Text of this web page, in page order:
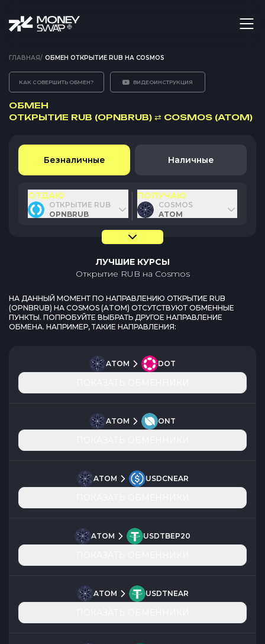
ГЛАВНАЯ/ ОБМЕН ОТКРЫТИЕ RUB НА COSMOS
КАК СОВЕРШИТЬ ОБМЕН? ВИДЕОИНСТРУКЦИЯ
ОБМЕН
ОТКРЫТИЕ RUB (OPNBRUB) ⇄ COSMOS (ATOM)
Безналичные Наличные
ОТДАЮ
ОТКРЫТИЕ RUB
OPNBRUB
ПОЛУЧАЮ
COSMOS
ATOM
ЛУЧШИЕ КУРСЫ
Открытие RUB на Cosmos
НА ДАННЫЙ МОМЕНТ ПО НАПРАВЛЕНИЮ ОТКРЫТИЕ RUB
(OPNBRUB) НА COSMOS (ATOM) ОТСУТСТВУЮТ ОБМЕННЫЕ
ПУНКТЫ. ПОПРОБУЙТЕ ВЫБРАТЬ ДРУГОЕ НАПРАВЛЕНИЕ
ОБМЕНА. НАПРИМЕР, ТАКИЕ НАПРАВЛЕНИЯ:
ATOM DOT
ATOM ONT
ATOM USDCNEAR
ATOM USDTBEP20
ATOM USDTNEAR